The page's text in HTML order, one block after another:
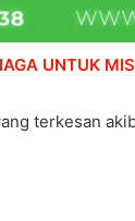
UNTUK
terkesan